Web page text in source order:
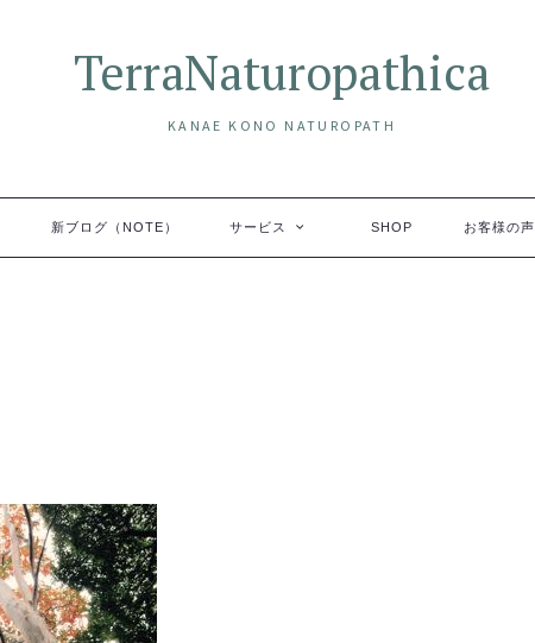
TerraNaturopathica
KANAE KONO NATUROPATH
新ブログ（NOTE） サービス SHOP お客様の声